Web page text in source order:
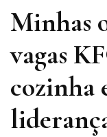
Minhas
vagas
cozinha